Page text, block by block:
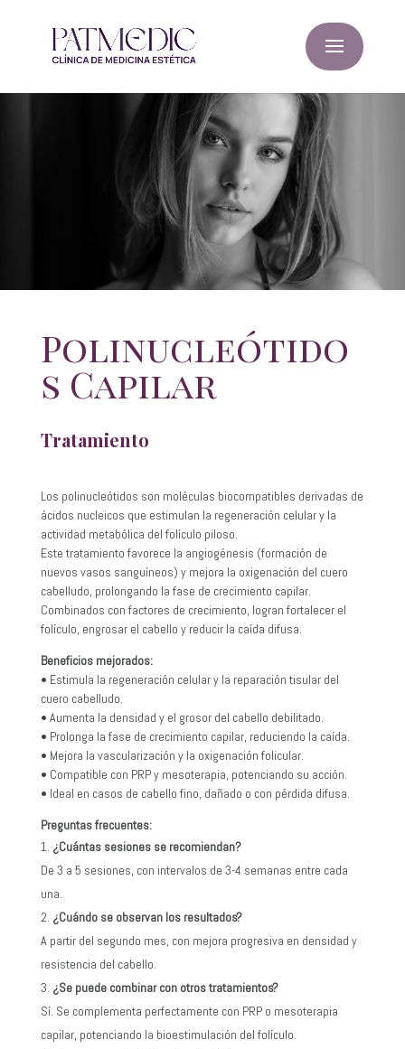
Polinucleótido
s Capilar
Tratamiento
Los polinucleótidos son moléculas biocompatibles derivadas de
ácidos nucleicos que estimulan la regeneración celular y la
actividad metabólica del folículo piloso.
Este tratamiento favorece la angiogénesis (formación de
nuevos vasos sanguíneos) y mejora la oxigenación del cuero
cabelludo, prolongando la fase de crecimiento capilar.
Combinados con factores de crecimiento, logran fortalecer el
folículo, engrosar el cabello y reducir la caída difusa.
Beneficios mejorados:
• Estimula la regeneración celular y la reparación tisular del
cuero cabelludo.
• Aumenta la densidad y el grosor del cabello debilitado.
• Prolonga la fase de crecimiento capilar, reduciendo la caída.
• Mejora la vascularización y la oxigenación folicular.
• Compatible con PRP y mesoterapia, potenciando su acción.
• Ideal en casos de cabello fino, dañado o con pérdida difusa.
Preguntas frecuentes:
¿Cuántas sesiones se recomiendan?
De 3 a 5 sesiones, con intervalos de 3-4 semanas entre cada
una.
¿Cuándo se observan los resultados?
A partir del segundo mes, con mejora progresiva en densidad y
resistencia del cabello.
¿Se puede combinar con otros tratamientos?
Sí. Se complementa perfectamente con PRP o mesoterapia
capilar, potenciando la bioestimulación del folículo.